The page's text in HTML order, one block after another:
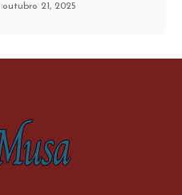
outubro 21, 2025